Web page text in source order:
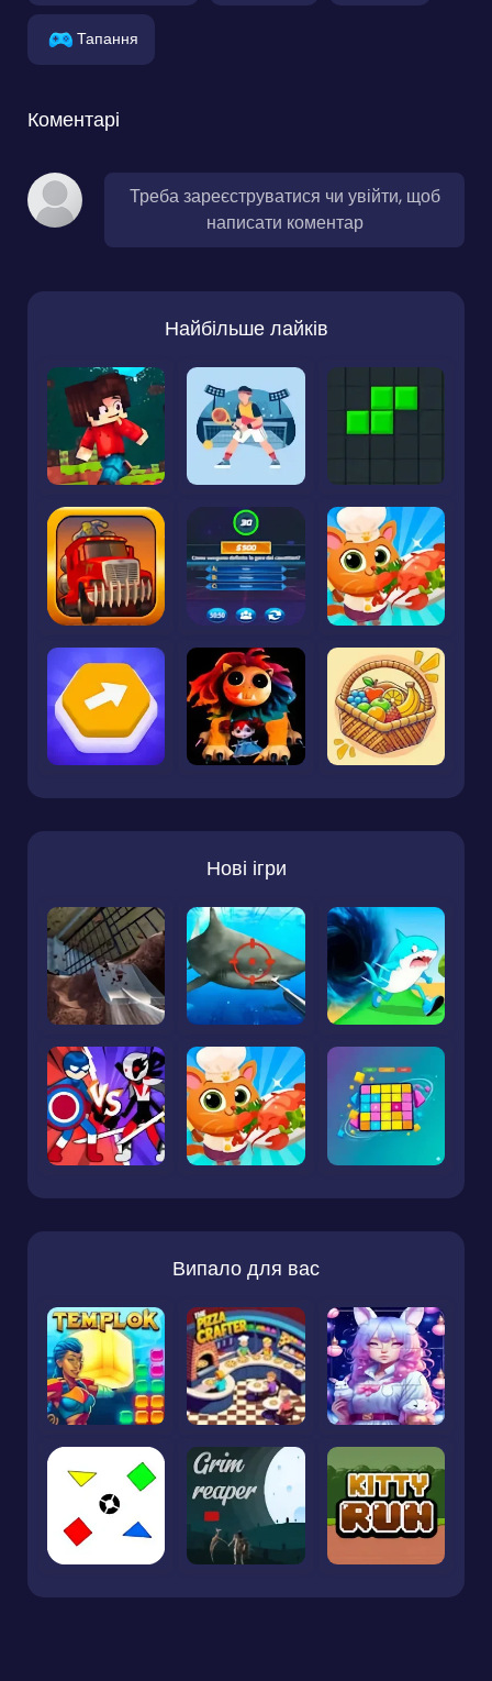
Тапання
Коментарі
Треба зареєструватися чи увійти, щоб
написати коментар
Найбільше лайків
Нові ігри
Випало для вас